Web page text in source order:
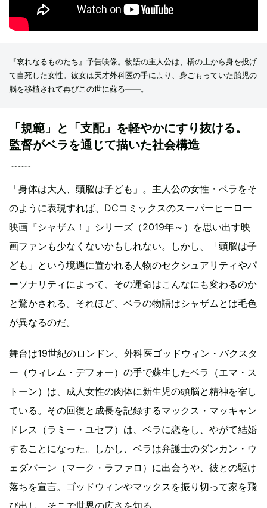
『哀れなるものたち』予告映像。物語の主人公は、橋の上から身を投げ
て自死した女性。彼女は天才外科医の手により、身ごもっていた胎児の
脳を移植されて再びこの世に蘇る――。
「規範」と「支配」を軽やかにすり抜ける。
監督がベラを通じて描いた社会構造
「身体は大人、頭脳は子ども」。主人公の女性・ベラをそ
のように表現すれば、DCコミックスのスーパーヒーロー
映画『シャザム！』シリーズ（2019年～）を思い出す映
画ファンも少なくないかもしれない。しかし、「頭脳は子
ども」という境遇に置かれる人物のセクシュアリティやパ
ーソナリティによって、その運命はこんなにも変わるのか
と驚かされる。それほど、ベラの物語はシャザムとは毛色
が異なるのだ。
舞台は19世紀のロンドン。外科医ゴッドウィン・バクスタ
ー（ウィレム・デフォー）の手で蘇生したベラ（エマ・ス
トーン）は、成人女性の肉体に新生児の頭脳と精神を宿し
ている。その回復と成長を記録するマックス・マッキャン
ドレス（ラミー・ユセフ）は、ベラに恋をし、やがて結婚
することになった。しかし、ベラは弁護士のダンカン・ウ
ェダバーン（マーク・ラファロ）に出会うや、彼との駆け
落ちを宣言。ゴッドウィンやマックスを振り切って家を飛
び出し、そこで世界の広さを知る。